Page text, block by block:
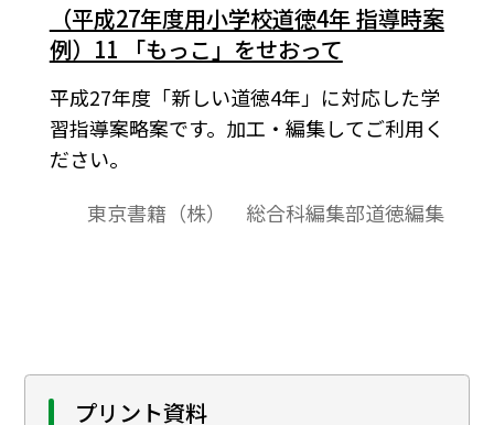
（平成27年度用小学校道徳4年 指導時案
例）11 「もっこ」をせおって
平成27年度「新しい道徳4年」に対応した学
習指導案略案です。加工・編集してご利用く
ださい。
東京書籍（株） 総合科編集部道徳編集
プリント資料